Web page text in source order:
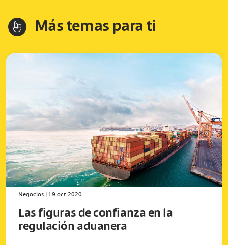
hand-index Más temas para ti
Negocios 19 oct 2020
Las figuras de confianza en la
regulación aduanera